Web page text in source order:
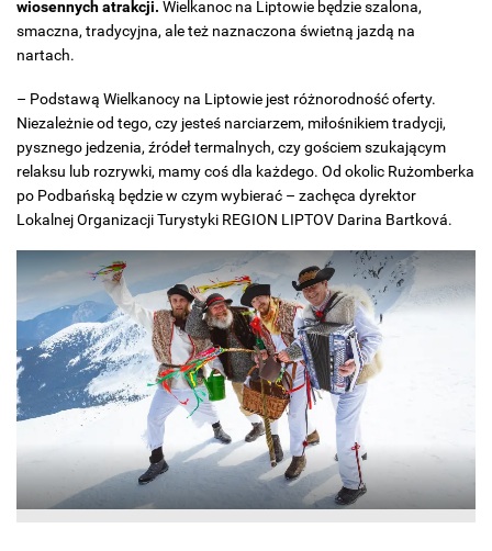
wiosennych atrakcji. Wielkanoc na Liptowie będzie szalona, ​​
smaczna, tradycyjna, ale też naznaczona świetną jazdą na
nartach.
– Podstawą Wielkanocy na Liptowie jest różnorodność oferty.
Niezależnie od tego, czy jesteś narciarzem, miłośnikiem tradycji,
pysznego jedzenia, źródeł termalnych, czy gościem szukającym
relaksu lub rozrywki, mamy coś dla każdego. Od okolic Rużomberka
po Podbańską będzie w czym wybierać – zachęca dyrektor
Lokalnej Organizacji Turystyki REGION LIPTOV Darina Bartková.